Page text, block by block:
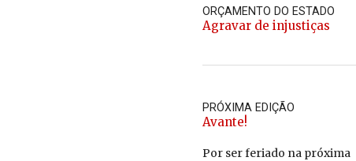
ORÇAMENTO DO ESTADO
Agravar de injustiças
PRÓXIMA EDIÇÃO
Avante!
Por ser fe­riado na pró­xima